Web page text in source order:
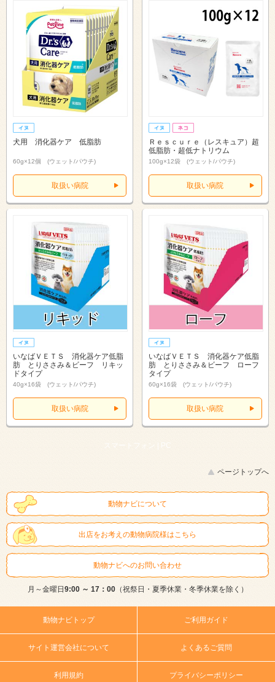
犬用 消化器ケア 低脂肪
60g×12個 (ウェット/パウチ)
取扱い病院
Ｒｅｓｃｕｒｅ（レスキュア）超
低脂肪・超低ナトリウム
100g×12袋 (ウェット/パウチ)
取扱い病院
いなばＶＥＴＳ 消化器ケア低脂
肪 とりささみ＆ビーフ リキッ
ドタイプ
40g×16袋 (ウェット/パウチ)
取扱い病院
いなばＶＥＴＳ 消化器ケア低脂
肪 とりささみ＆ビーフ ローフ
タイプ
60g×16袋 (ウェット/パウチ)
取扱い病院
スマートフォン | PC
ページトップへ
動物ナビについて
出店をお考えの動物病院様はこちら
動物ナビへのお問い合わせ
月～金曜日 9:00 ～ 17：00（祝祭日・夏季休業・冬季休業を除く）
動物ナビトップ ご利用ガイド
サイト運営会社について よくあるご質問
利用規約 プライバシーポリシー